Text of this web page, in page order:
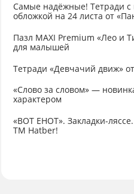
Самые надёжные! Тетради с
обложкой на 24 листа от
Пазл MAXI Premium «Лео и
для малышей
Тетради «Девчачий движ»
«Слово за словом» —
характером
«ВОТ ЕНОТ». Закладки-
ТМ Hatber!